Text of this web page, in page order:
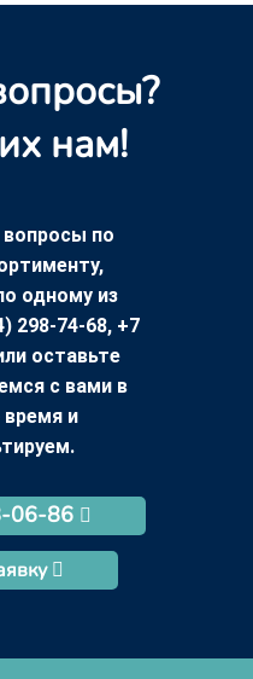
нам!
вопросы по
одному из
298-74-68, +7
оставьте
с вами в
и
06-86